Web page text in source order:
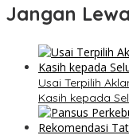
Jangan
Usai Terpilih
Kasih kepada